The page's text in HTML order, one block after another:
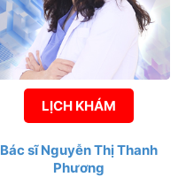
LỊCH KHÁM
Bác sĩ Nguyễn Thị Thanh
Phương